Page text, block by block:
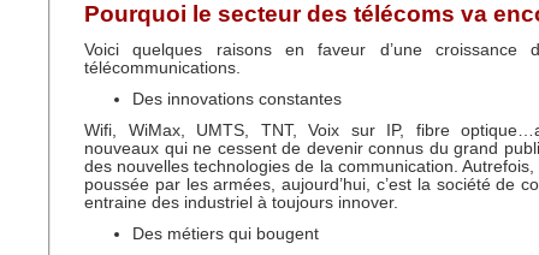
Pourquoi le secteur des télécoms va
Voici quelques raisons en faveur d’une croissance
télécommunications.
Des innovations constantes
Wifi, WiMax, UMTS, TNT, Voix sur IP, fibre
nouveaux qui ne cessent de devenir connus du grand
des nouvelles technologies de la communication. Autrefois,
poussée par les armées, aujourd’hui, c’est la société de
entraine des industriel à toujours innover.
Des métiers qui bougent